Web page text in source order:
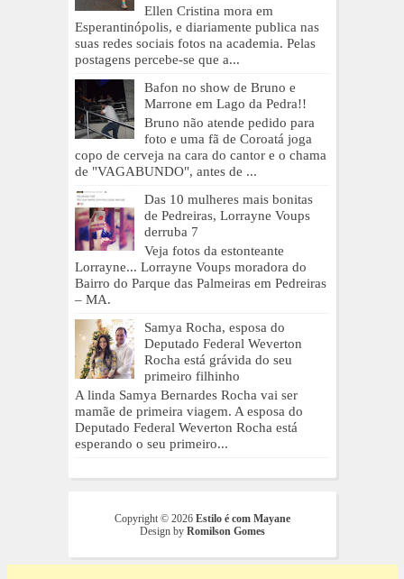
Ellen Cristina mora em
Esperantinópolis, e diariamente publica nas
suas redes sociais fotos na academia. Pelas
postagens percebe-se que a...
Bafon no show de Bruno e
Marrone em Lago da Pedra!!
Bruno não atende pedido para
foto e uma fã de Coroatá joga
copo de cerveja na cara do cantor e o chama
de "VAGABUNDO", antes de ...
Das 10 mulheres mais bonitas
de Pedreiras, Lorrayne Voups
derruba 7
Veja fotos da estonteante
Lorrayne... Lorrayne Voups moradora do
Bairro do Parque das Palmeiras em Pedreiras
– MA.
Samya Rocha, esposa do
Deputado Federal Weverton
Rocha está grávida do seu
primeiro filhinho
A linda Samya Bernardes Rocha vai ser
mamãe de primeira viagem. A esposa do
Deputado Federal Weverton Rocha está
esperando o seu primeiro...
Copyright © 2026 Estilo é com Mayane
Design by Romilson Gomes